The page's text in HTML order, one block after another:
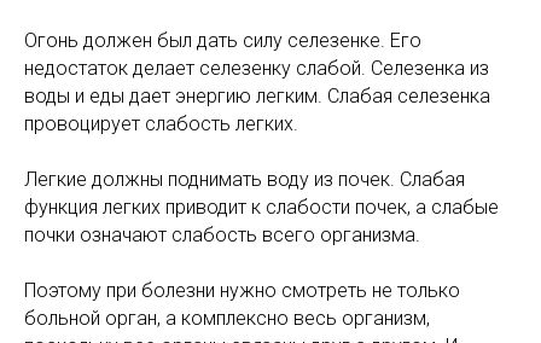
Огонь должен был дать силу селезенке. Его
недостаток делает селезенку слабой. Селезенка из
воды и еды дает энергию легким. Слабая селезенка
провоцирует слабость легких.
Легкие должны поднимать воду из почек. Слабая
функция легких приводит к слабости почек, а слабые
почки означают слабость всего организма.
Поэтому при болезни нужно смотреть не только
больной орган, а комплексно весь организм,